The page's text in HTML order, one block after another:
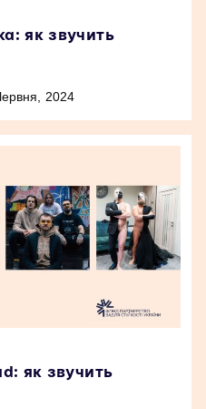
як звучить
2024
як звучить